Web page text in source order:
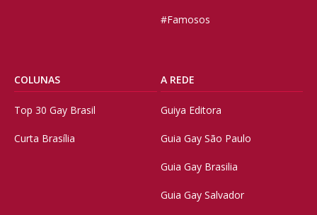
#Famosos
COLUNAS
Top 30 Gay Brasil
Curta Brasília
A REDE
Guiya Editora
Guia Gay São Paulo
Guia Gay Brasilia
Guia Gay Salvador